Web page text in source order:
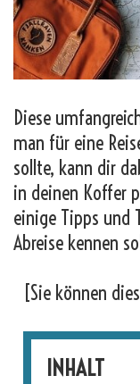
Diese
man für eine
sollte, kann dir
in deinen Koffer
einige Tipps und
Abreise kennen
[Sie können
INHALT